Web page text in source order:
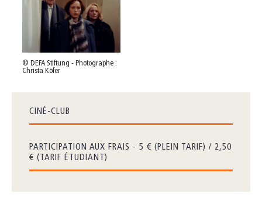
© DEFA Stiftung - Photographe :
Christa Köfer
CINÉ-CLUB
PARTICIPATION AUX FRAIS - 5 € (PLEIN TARIF) / 2,50
€ (TARIF ÉTUDIANT)